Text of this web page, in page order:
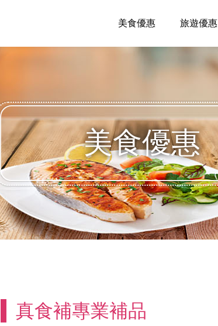
美食優惠 旅遊優惠
美食優惠
真食補專業補品